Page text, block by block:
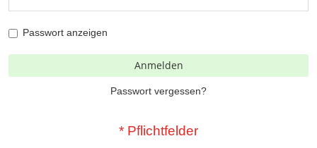
Passwort anzeigen
Anmelden
Passwort vergessen?